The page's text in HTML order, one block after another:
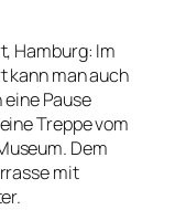
Hamburg: Im
kann man auch
Pause
Treppe vom
Dem
mit